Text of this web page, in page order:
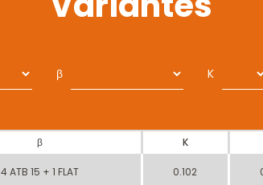
β K
β K
4 ATB 15 + 1 FLAT 0.102